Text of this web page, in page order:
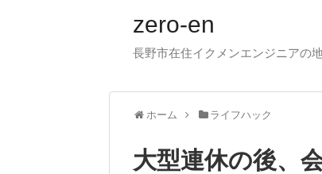
zero-en
長野市在住イクメンエンジニアの
ホーム ライフハック
大型連休の後、